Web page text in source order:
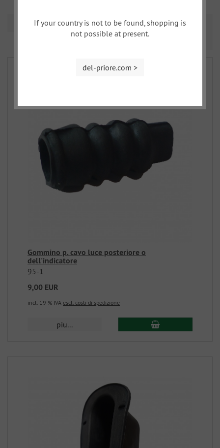
Ordinamento
Prev
Gommino p. cavo luce posteriore o
dell'indicatore
95-1
9,00 EUR
incl. 19 % IVA escl. costi di spedizione
piu...
If your country is not to be found, shopping is
not possible at present.
del-priore.com >